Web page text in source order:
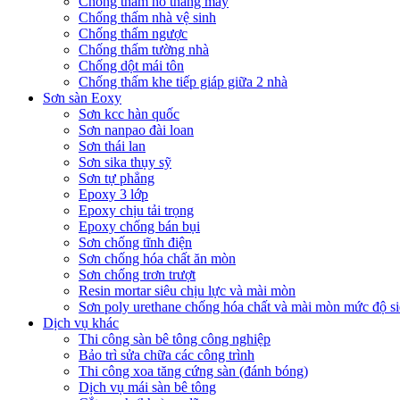
Chống thấm nhà vệ sinh
Chống thấm ngược
Chống thấm tường nhà
Chống dột mái tôn
Chống thấm khe tiếp giáp giữa 2 nhà
Sơn sàn Eoxy
Sơn kcc hàn quốc
Sơn nanpao đài loan
Sơn thái lan
Sơn sika thụy sỹ
Sơn tự phẳng
Epoxy 3 lớp
Epoxy chịu tải trọng
Epoxy chống bán bụi
Sơn chống tĩnh điện
Sơn chống hóa chất ăn mòn
Sơn chống trơn trượt
Resin mortar siêu chịu lực và mài mòn
Sơn poly urethane chống hóa chất và mài mòn mức độ
Dịch vụ khác
Thi công sàn bê tông công nghiệp
Bảo trì sửa chữa các công trình
Thi công xoa tăng cứng sàn (đánh bóng)
Dịch vụ mái sàn bê tông